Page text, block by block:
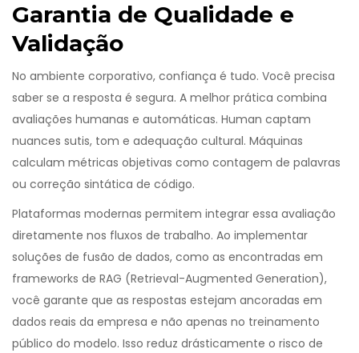
Garantia de Qualidade e
Validação
No ambiente corporativo, confiança é tudo. Você precisa
saber se a resposta é segura. A melhor prática combina
avaliações humanas e automáticas. Human captam
nuances sutis, tom e adequação cultural. Máquinas
calculam métricas objetivas como contagem de palavras
ou correção sintática de código.
Plataformas modernas permitem integrar essa avaliação
diretamente nos fluxos de trabalho. Ao implementar
soluções de fusão de dados, como as encontradas em
frameworks de RAG (Retrieval-Augmented Generation),
você garante que as respostas estejam ancoradas em
dados reais da empresa e não apenas no treinamento
público do modelo. Isso reduz drásticamente o risco de